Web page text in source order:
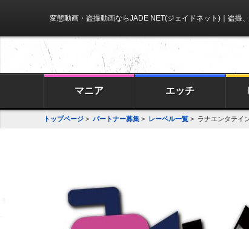
変態動画・盗撮動画ならJADE NET(ジェイドネット) ｜盗撮
マニア エッチ
トップページ > パートナー募集 > レーベル一覧 > ラナエンタテイ